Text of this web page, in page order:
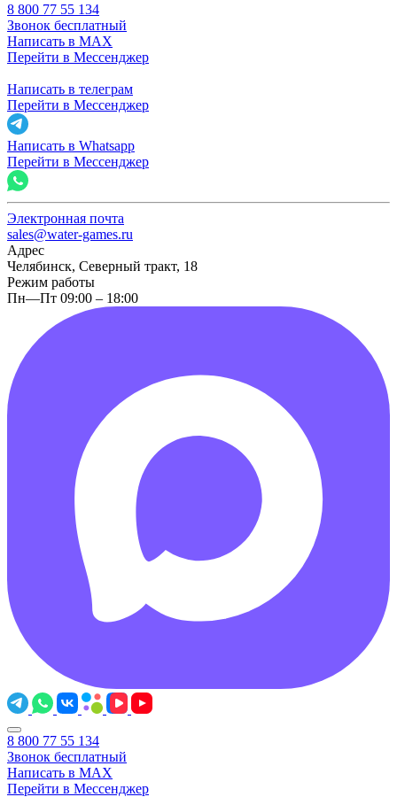
8 800 77 55 134
Звонок бесплатный
Написать в MAX
Перейти в Мессенджер
Написать в телеграм
Перейти в Мессенджер
Написать в Whatsapp
Перейти в Мессенджер
Электронная почта
sales@water-games.ru
Адрес
Челябинск, Северный тракт, 18
Режим работы
Пн—Пт 09:00 – 18:00
8 800 77 55 134
Звонок бесплатный
Написать в MAX
Перейти в Мессенджер